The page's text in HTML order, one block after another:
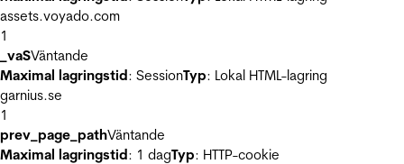
assets.voyado.com
1
_vaSVäntande
Maximal lagringstid: SessionTyp: Lokal HTML-lagring
garnius.se
1
prev_page_pathVäntande
Maximal lagringstid: 1 dagTyp: HTTP-cookie